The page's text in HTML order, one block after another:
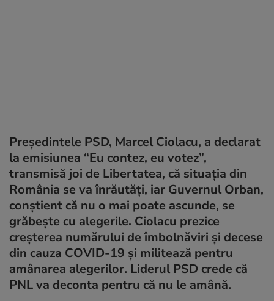
Președintele PSD, Marcel Ciolacu, a declarat
la emisiunea “Eu contez, eu votez”,
transmisă joi de Libertatea, că situația din
România se va înrăutăți, iar Guvernul Orban,
conștient că nu o mai poate ascunde, se
grăbește cu alegerile. Ciolacu prezice
creșterea numărului de îmbolnăviri și decese
din cauza COVID-19 și militează pentru
amânarea alegerilor. Liderul PSD crede că
PNL va deconta pentru că nu le amână.